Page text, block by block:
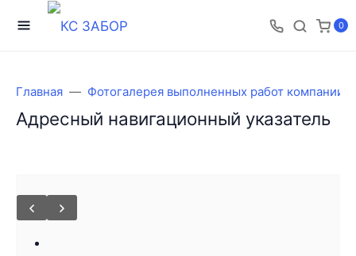
0
Главная Фотогалерея выполненных работ компании
Адресный навигационный указатель